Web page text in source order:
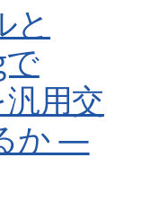
と
用交
か —